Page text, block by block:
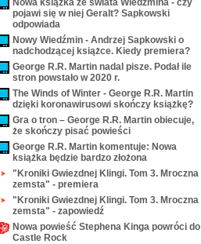
Nowa książka ze świata Wiedźmina - czy
pojawi się w niej Geralt? Sapkowski
odpowiada
Nowy Wiedźmin - Andrzej Sapkowski o
nadchodzącej książce. Kiedy premiera?
George R.R. Martin nadal pisze. Podał ile
stron powstało w 2020 r.
The Winds of Winter - George R.R. Martin
dzięki koronawirusowi skończy książkę?
Gra o tron – George R.R. Martin obiecuje,
że skończy pisać powieści
George R.R. Martin komentuje: Nowa
książka będzie bardzo złożona
"Kroniki Gwiezdnej Klingi. Tom 3. Mroczna
zemsta" - premiera
"Kroniki Gwiezdnej Klingi. Tom 3. Mroczna
zemsta" - zapowiedź
Nowa powieść Stephena Kinga powróci do
Castle Rock